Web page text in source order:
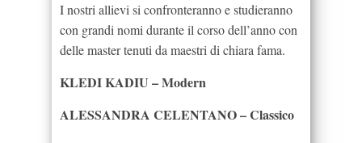
I nostri allievi si confronteranno e studieranno
con grandi nomi durante il corso dell’anno con
delle master tenuti da maestri di chiara fama.
KLEDI KADIU – Modern
ALESSANDRA CELENTANO – Classico